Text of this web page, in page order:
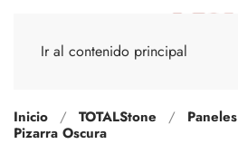
Ir al contenido principal
Inicio TOTALStone Paneles
Pizarra Oscura